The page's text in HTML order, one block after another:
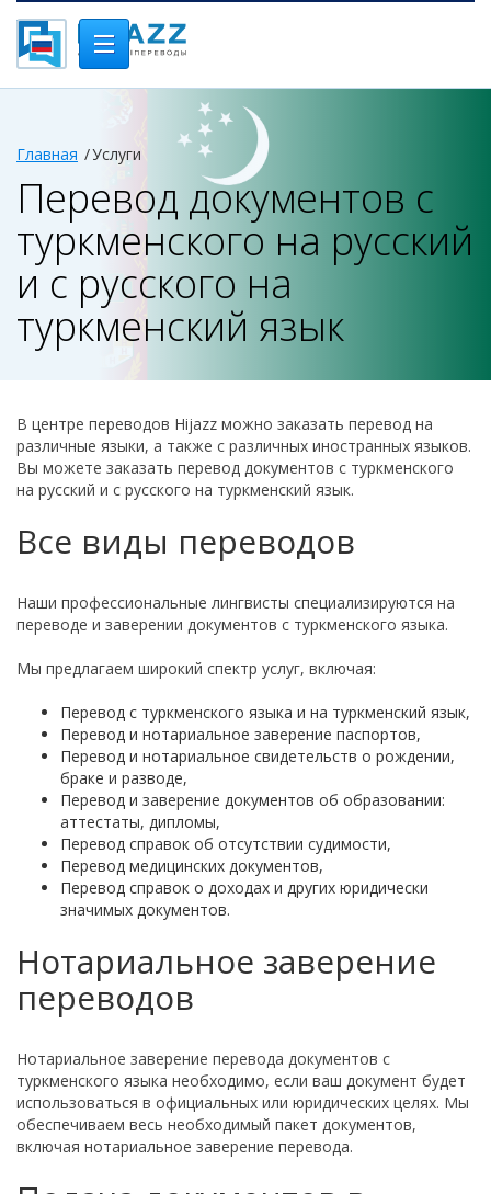
Главная Услуги
Перевод документов с
туркменского на русский
и с русского на
туркменский язык
В центре переводов Hijazz можно заказать перевод на
различные языки, а также с различных иностранных языков.
Вы можете заказать перевод документов с туркменского
на русский и с русского на туркменский язык.
Все виды переводов
Наши профессиональные лингвисты специализируются на
переводе и заверении документов с туркменского языка.
Мы предлагаем широкий спектр услуг, включая:
Перевод с туркменского языка и на туркменский язык,
Перевод и нотариальное заверение паспортов,
Перевод и нотариальное свидетельств о рождении,
браке и разводе,
Перевод и заверение документов об образовании:
аттестаты, дипломы,
Перевод справок об отсутствии судимости,
Перевод медицинских документов,
Перевод справок о доходах и других юридически
значимых документов.
Нотариальное заверение
переводов
Нотариальное заверение перевода документов с
туркменского языка необходимо, если ваш документ будет
использоваться в официальных или юридических целях. Мы
обеспечиваем весь необходимый пакет документов,
включая нотариальное заверение перевода.